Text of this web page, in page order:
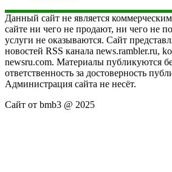
Данный сайт не является
сайте ни чего не продают, ни чего не
услуги не оказываются. Сайт
новостей RSS канала news.rambler.ru,
newsru.com. Материалы публикуются
ответственность за достоверность
Администрация сайта не несёт.
Сайт от bmb3 @ 2025